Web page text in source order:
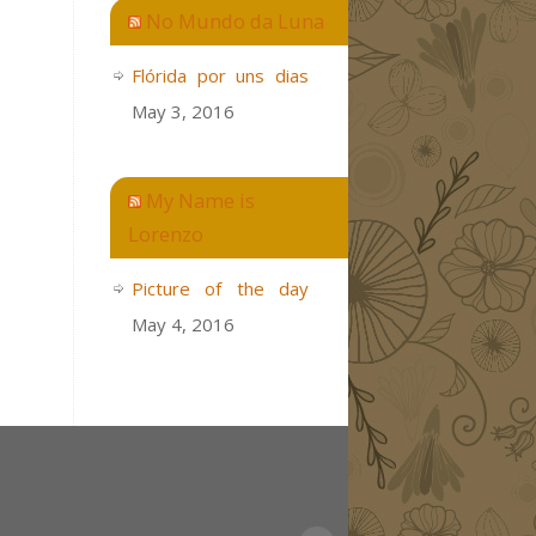
No Mundo da Luna
Flórida por uns dias
May 3, 2016
My Name is
Lorenzo
Picture of the day
May 4, 2016